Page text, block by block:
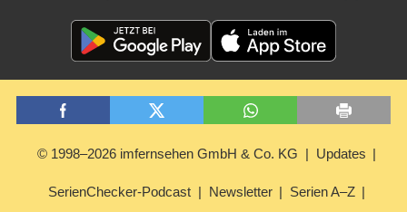
© 1998–2026 imfernsehen GmbH & Co. KG Updates
SerienChecker-Podcast Newsletter Serien A–Z